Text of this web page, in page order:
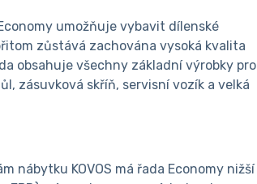
umožňuje vybavit dílenské
zůstává zachována vysoká kvalita
obsahuje všechny základní výrobky pro
zásuvková skříň, servisní vozík a velká
nábytku KOVOS má řada Economy nižší